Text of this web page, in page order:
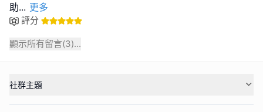
助... 更多
評分
顯示所有留言(3)...
社群主題